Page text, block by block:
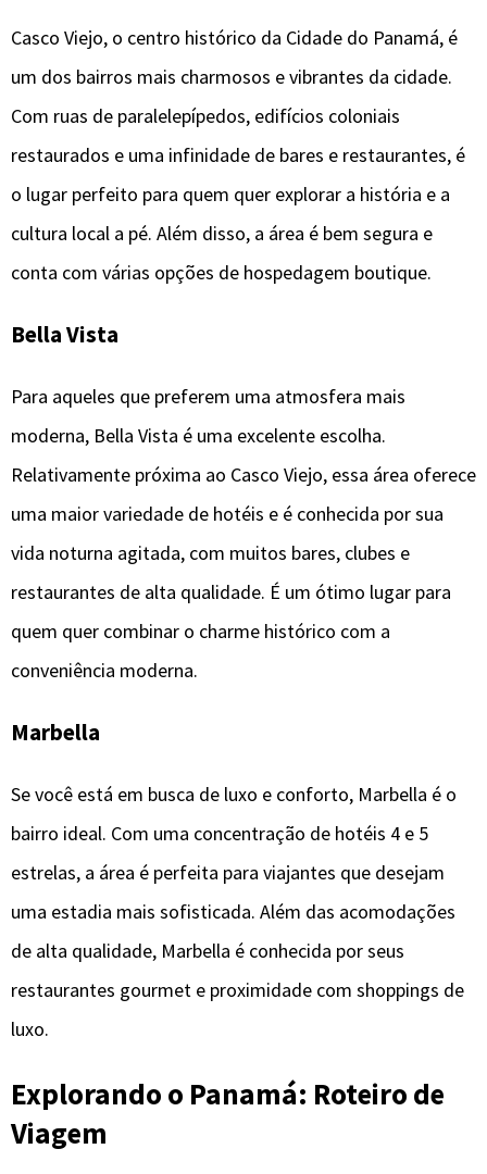
Casco Viejo, o centro histórico da Cidade do Panamá, é
um dos bairros mais charmosos e vibrantes da cidade.
Com ruas de paralelepípedos, edifícios coloniais
restaurados e uma infinidade de bares e restaurantes, é
o lugar perfeito para quem quer explorar a história e a
cultura local a pé. Além disso, a área é bem segura e
conta com várias opções de hospedagem boutique.
Bella Vista
Para aqueles que preferem uma atmosfera mais
moderna, Bella Vista é uma excelente escolha.
Relativamente próxima ao Casco Viejo, essa área oferece
uma maior variedade de hotéis e é conhecida por sua
vida noturna agitada, com muitos bares, clubes e
restaurantes de alta qualidade. É um ótimo lugar para
quem quer combinar o charme histórico com a
conveniência moderna.
Marbella
Se você está em busca de luxo e conforto, Marbella é o
bairro ideal. Com uma concentração de hotéis 4 e 5
estrelas, a área é perfeita para viajantes que desejam
uma estadia mais sofisticada. Além das acomodações
de alta qualidade, Marbella é conhecida por seus
restaurantes gourmet e proximidade com shoppings de
luxo.
Explorando o Panamá: Roteiro de
Viagem